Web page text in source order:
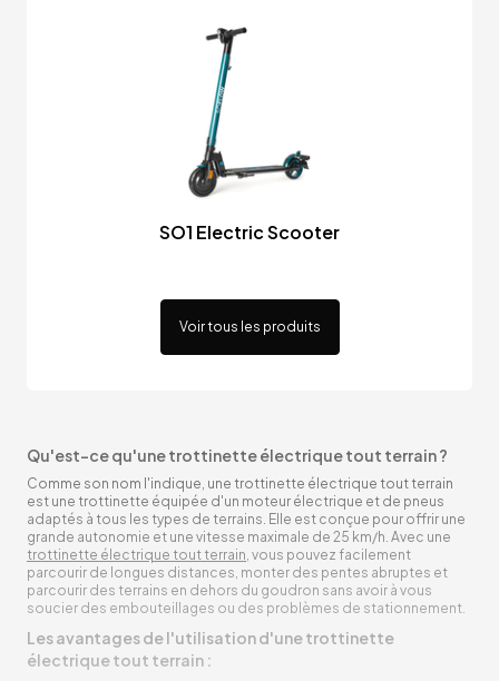
SO1 Electric Scooter
Voir tous les produits
Qu'est-ce qu'une trottinette électrique tout terrain ?
Comme son nom l'indique, une trottinette électrique tout terrain
est une trottinette équipée d'un moteur électrique et de pneus
adaptés à tous les types de terrains. Elle est conçue pour offrir une
grande autonomie et une vitesse maximale de 25 km/h. Avec une
trottinette électrique tout terrain, vous pouvez facilement
parcourir de longues distances, monter des pentes abruptes et
parcourir des terrains en dehors du goudron sans avoir à vous
soucier des embouteillages ou des problèmes de stationnement.
Les avantages de l'utilisation d'une trottinette
électrique tout terrain :